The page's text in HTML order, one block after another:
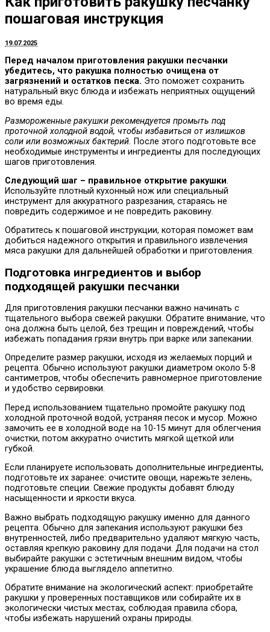
пошаговая инструкция
19.07.2025
Перед началом приготовления ракушки песчанки
убедитесь, что ракушка полностью очищена от
загрязнений и остатков песка. Это поможет сохранить
натуральный вкус блюда и избежать неприятных ощущений
во время еды.
Размороженные ракушки рекомендуется промыть под
проточной холодной водой, чтобы избавиться от излишков
соли или возможных бактерий. После этого подготовьте все
необходимые инструменты и ингредиенты для последующих
шагов приготовления.
Следующий шаг – правильное открытие ракушки.
Используйте плотный кухонный нож или специальный
инструмент для аккуратного разрезания, стараясь не
повредить содержимое и не повредить раковину.
Обратитесь к пошаговой инструкции, которая поможет вам
добиться надежного открытия и правильного извлечения
мяса ракушки для дальнейшей обработки и приготовления.
Подготовка ингредиентов и выбор
подходящей ракушки песчанки
Для приготовления ракушки песчанки важно начинать с
тщательного выбора свежей ракушки. Обратите внимание, что
она должна быть целой, без трещин и повреждений, чтобы
избежать попадания грязи внутрь при варке или запекании.
Определите размер ракушки, исходя из желаемых порций и
рецепта. Обычно используют ракушки диаметром около 5-8
сантиметров, чтобы обеспечить равномерное приготовление
и удобство сервировки.
Перед использованием тщательно промойте ракушку под
холодной проточной водой, устраняя песок и мусор. Можно
замочить ее в холодной воде на 10-15 минут для облегчения
очистки, потом аккуратно очистить мягкой щеткой или
губкой.
Если планируете использовать дополнительные ингредиенты,
подготовьте их заранее: очистите овощи, нарежьте зелень,
подготовьте специи. Свежие продукты добавят блюду
насыщенности и яркости вкуса.
Важно выбрать подходящую ракушку именно для данного
рецепта. Обычно для запекания используют ракушки без
внутренностей, либо предварительно удаляют мягкую часть,
оставляя крепкую раковину для подачи. Для подачи на стол
выбирайте ракушки с эстетичным внешним видом, чтобы
украшение блюда выглядело аппетитно.
Обратите внимание на экологический аспект: приобретайте
ракушки у проверенных поставщиков или собирайте их в
экологически чистых местах, соблюдая правила сбора,
чтобы избежать нарушений охраны природы.